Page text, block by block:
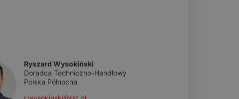
Ryszard Wysokiński
Doradca Techniczno-Handlowy
Polska Północna